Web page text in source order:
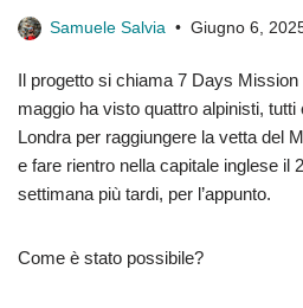
Samuele Salvia Giugno 6,
Il progetto si chiama 7 Days
maggio ha visto quattro alpinisti,
Londra per raggiungere la vetta del
e fare rientro nella capitale inglese il
settimana più tardi, per l’appunto.
Come è stato possibile?